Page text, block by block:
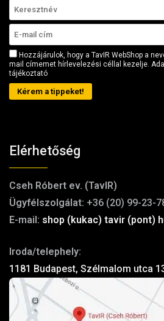
Hozzájárulok, hogy a TavIR WebShop a
mail címemet hírlevelezési céllal kezelje.
tájékoztató
Kérem a tippeket!
Elérhetőség
Cseh Róbert ev. (TavIR)
Ügyfélszolgálat: +36 (20) 99-23-
E-mail: shop (kukac) tavir (pont)
Iroda/telephely:
1181 Budapest, Szélmalom utca